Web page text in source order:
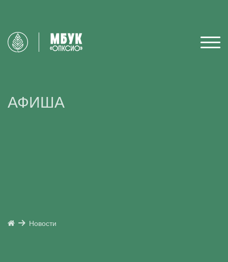
АФИША
Новости